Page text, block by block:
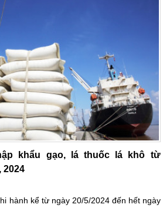
khẩu gạo, lá thuốc lá khô từ
2024
hành kể từ ngày 20/5/2024 đến hết ngày